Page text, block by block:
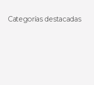
Categorías destacadas